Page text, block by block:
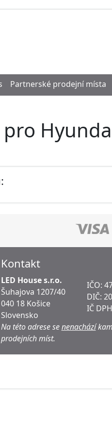
Partnerské prodejní místa
Kontakt
LED House s.r.o.
Šuhajova 1207/40
040 18 Košice
Slovensko
IČO:
DIČ:
IČ
Na této adrese senenachází
prodejních míst.